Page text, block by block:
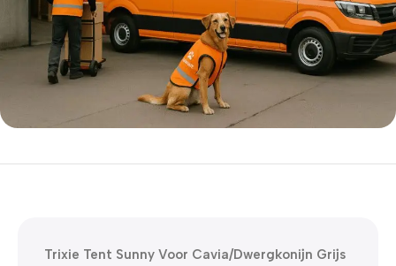
5% korting met code
Trixie Tent Sunny Voor Cavia/Dwergkonijn Grijs